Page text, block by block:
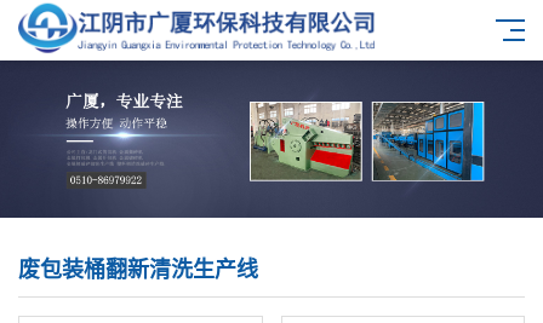
废包装桶翻新清洗生产线